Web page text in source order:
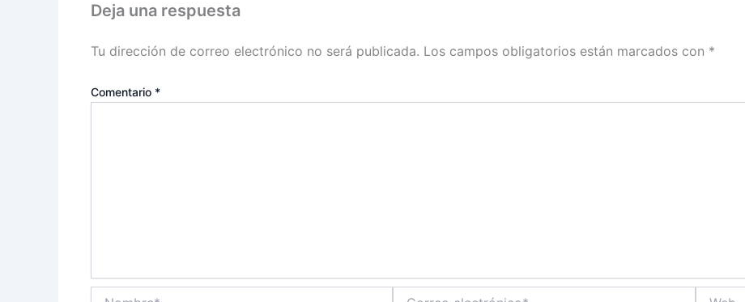
Deja una respuesta
Tu dirección de correo electrónico no será publicada. Los campos obligatorios están marcados con *
Comentario *